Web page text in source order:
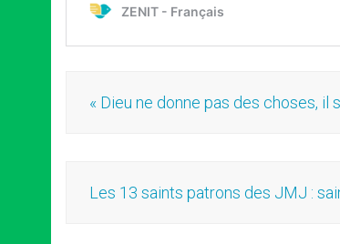
« Dieu ne donne pas des choses, il
Les 13 saints patrons des JMJ :